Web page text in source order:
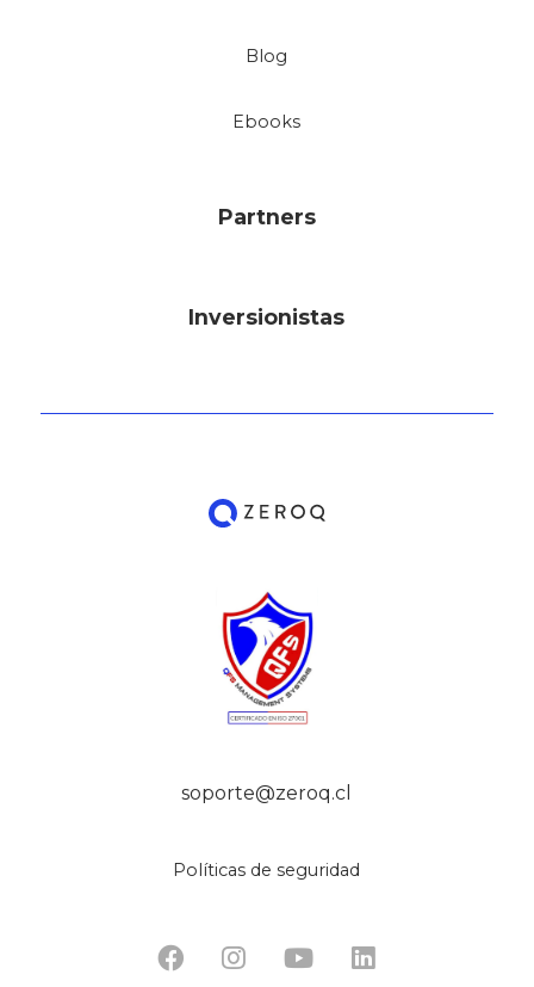
Blog
Ebooks
Partners
Inversionistas
soporte@zeroq.cl
Políticas de seguridad
   